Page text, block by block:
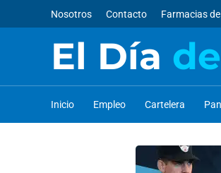
Nosotros Contacto Farmacias
El Día
Inicio Empleo Cartelera